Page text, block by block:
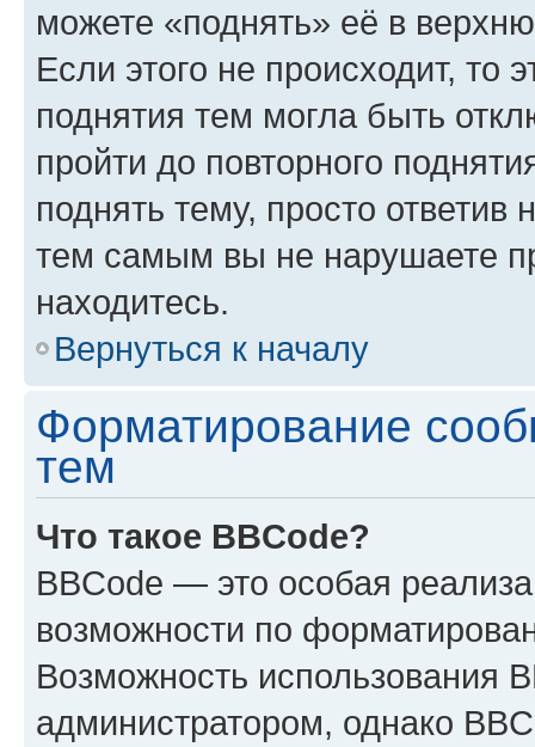
можете «поднять» её в
Если этого не происходит, то
поднятия тем могла быть
пройти до повторного
поднять тему, просто ответив
тем самым вы не нарушаете
находитесь.
Вернуться к началу
Форматирование
тем
Что такое BBCode?
BBCode — это особая
возможности по
Возможность использования
администратором, однако